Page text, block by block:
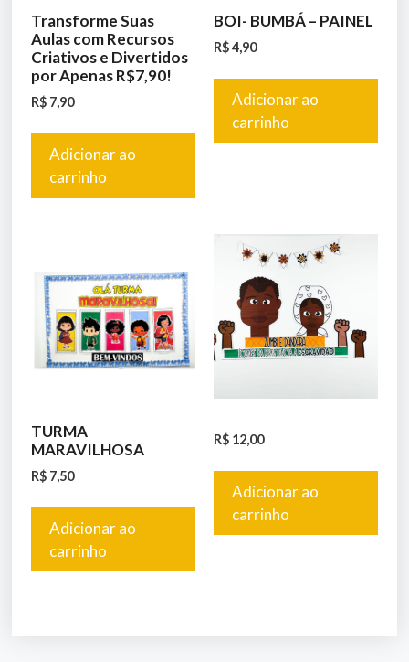
Transforme Suas
Aulas com Recursos
Criativos e Divertidos
por Apenas R$7,90!
R$ 7,90
Adicionar ao
carrinho
BOI- BUMBÁ – PAINEL
R$4,90
Adicionar ao
carrinho
TURMA
MARAVILHOSA
R$ 7,50
Adicionar ao
carrinho
R$ 12,00
Adicionar ao
carrinho